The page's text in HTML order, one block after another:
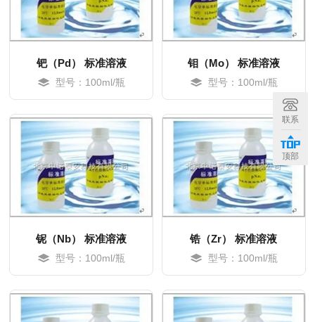
钯（Pd） 标准溶液
型号：100ml/瓶
钼（Mo） 标准溶液
型号：100ml/瓶
铌（Nb） 标准溶液
型号：100ml/瓶
锆（Zr） 标准溶液
型号：100ml/瓶
联系
顶部